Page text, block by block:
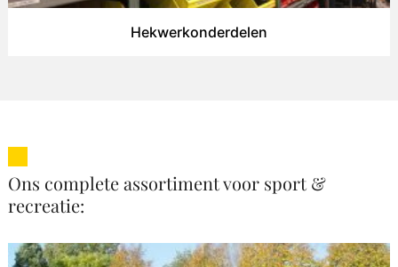
Hekwerkonderdelen
Ons complete assortiment voor sport &
recreatie: